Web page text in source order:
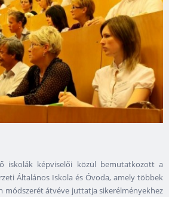
iskolák képviselői közül bemutatkozott a
Általános Iskola és Óvoda, amely többek
módszerét átvéve juttatja sikerélményekhez